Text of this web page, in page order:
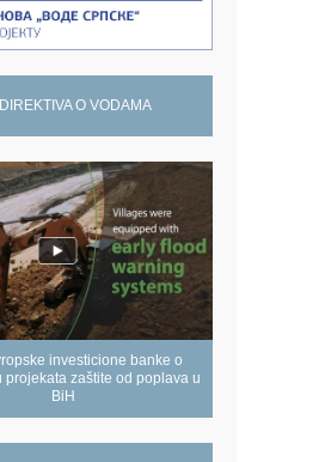
O VODAMA
investicione banke o
projekata zaštite od poplava u
BiH